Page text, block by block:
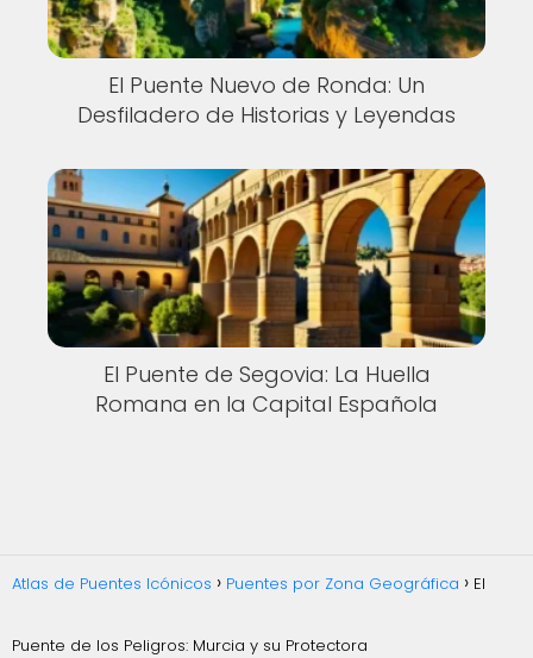
El Puente Nuevo de Ronda: Un
Desfiladero de Historias y Leyendas
El Puente de Segovia: La Huella
Romana en la Capital Española
Atlas de Puentes Icónicos Puentes por Zona Geográfica El
Puente de los Peligros: Murcia y su Protectora